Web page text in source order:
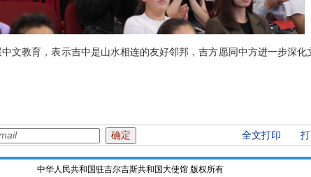
文教育，表示吉中是山水相连的友好邻邦，吉方愿同中方进一步深
全文打印
中华人民共和国驻吉尔吉斯共和国大使馆 版权所有